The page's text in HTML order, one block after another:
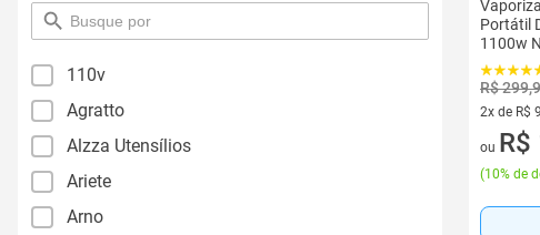
pesquisar
por
110v
Agratto
Alzza Utensílios
Ariete
Arno
Portátil
1100w
R$
2x de R$
2 vez de
ou R$
(10% de